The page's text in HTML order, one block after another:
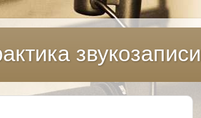
звукозаписи